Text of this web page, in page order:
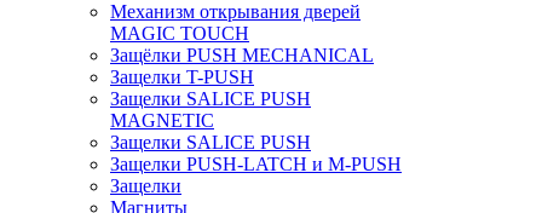
Механизм открывания дверей
MAGIC TOUCH
Защёлки PUSH MECHANICAL
Защелки T-PUSH
Защелки SALICE PUSH
MAGNETIC
Защелки SALICE PUSH
Защелки PUSH-LATCH и M-PUSH
Защелки
Магниты